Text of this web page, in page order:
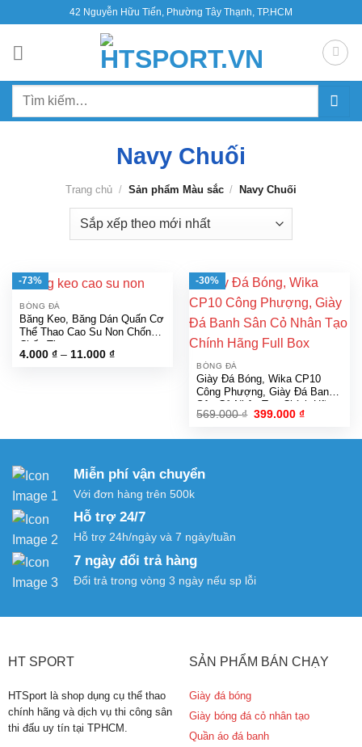
nội
42 Nguyễn Hữu Tiến, Phường Tây Thạnh, TP.HCM
Tìm
Navy Chuối
Trang chủ / Sản phẩm Màu sắc / Navy Chuối
-73%
BÓNG ĐÁ
Băng Keo, Băng Dán Quấn Cơ
Thể Thao Cao Su Non Chống
Chấn Thương
4.000₫ – 11.000₫Khoảng
-30%
BÓNG ĐÁ
Giày Đá Bóng, Wika CP10
Công Phượng, Giày Đá Banh
Sân Cỏ Nhân Tạo Chính Hãng
Full Box
569.000₫ Giá
399.000₫Giá
Miễn phí vận chuyển
Với đơn hàng trên 500k
Hỗ trợ 24/7
Hỗ trợ 24h/ngày và 7 ngày/tuần
7 ngày đổi trả hàng
Đổi trả trong vòng 3 ngày nếu sp lỗi
HT SPORT
HTSport là shop dụng cụ thể thao
chính hãng và dịch vụ thi công sân
thi đấu uy tín tại TPHCM.
SẢN PHẨM BÁN CHẠY
Giày đá bóng
Giày bóng đá cỏ nhân tạo
Quần áo đá banh